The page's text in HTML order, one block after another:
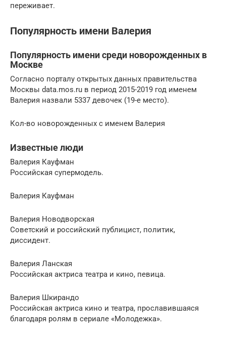
переживает.
Популярность имени Валерия
Популярность имени среди новорожденных в
Москве
Согласно порталу открытых данных правительства
Москвы data.mos.ru в период 2015-2019 год именем
Валерия назвали 5337 девочек (19-е место).
Кол-во новорожденных с именем Валерия
Известные люди
Валерия Кауфман
Российская супермодель.
Валерия Кауфман
Валерия Новодворская
Советский и российский публицист, политик,
диссидент.
Валерия Ланская
Российская актриса театра и кино, певица.
Валерия Шкирандо
Российская актриса кино и театра, прославившаяся
благодаря ролям в сериале «Молодежка».